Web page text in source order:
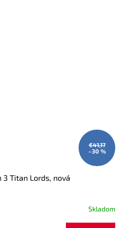
€41,17
–30 %
3 Titan Lords, nová
Skladom